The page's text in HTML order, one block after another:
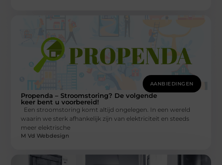
AANBIEDINGEN
Propenda – Stroomstoring? De volgende
keer bent u voorbereid!
Een stroomstoring komt altijd ongelegen. In een wereld
waarin we sterk afhankelijk zijn van elektriciteit en steeds
meer elektrische
M Vd Webdesign